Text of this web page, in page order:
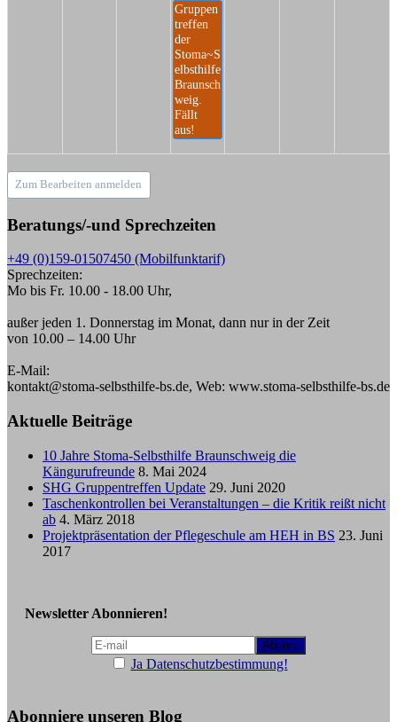
Gruppen
treffen
der
Stoma~S
elbsthilfe
Braunsch
weig.
Fällt
aus!
Zum Bearbeiten anmelden
Beratungs/-und Sprechzeiten
+49 (0)159-01507450 (Mobilfunktarif)
Sprechzeiten:
Mo bis Fr. 10.00 - 18.00 Uhr,
außer jeden 1. Donnerstag im Monat, dann nur in der Zeit
von 10.00 – 14.00 Uhr
E-Mail:
kontakt@stoma-selbsthilfe-bs.de, Web: www.stoma-selbsthilfe-bs.de
Aktuelle Beiträge
10 Jahre Stoma-Selbsthilfe Braunschweig die
Kängurufreunde 8. Mai 2024
SHG Gruppentreffen Update 29. Juni 2020
Taschenkontrollen bei Veranstaltungen – die Kritik reißt nicht
ab 4. März 2018
Projektpräsentation der Pflegeschule am HEH in BS 23. Juni
2017
Newsletter Abonnieren!
Ja Datenschutzbestimmung!
Abonniere unseren Blog